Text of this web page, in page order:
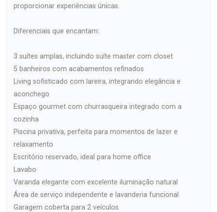
proporcionar experiências únicas.
Diferenciais que encantam:
3 suítes amplas, incluindo suíte master com closet
5 banheiros com acabamentos refinados
Living sofisticado com lareira, integrando elegância e
aconchego
Espaço gourmet com churrasqueira integrado com a
cozinha
Piscina privativa, perfeita para momentos de lazer e
relaxamento
Escritório reservado, ideal para home office
Lavabo
Varanda elegante com excelente iluminação natural
Área de serviço independente e lavanderia funcional
Garagem coberta para 2 veículos